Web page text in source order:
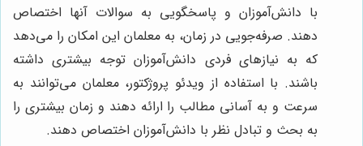
با دانش‌آموزان و پاسخگویی به سوالات آنها اختصاص
دهند. صرفه‌جویی در زمان، به معلمان این امکان را می‌دهد
که به نیازهای فردی دانش‌آموزان توجه بیشتری داشته
باشند. با استفاده از ویدئو پروژکتور، معلمان می‌توانند به
سرعت و به آسانی مطالب را ارائه دهند و زمان بیشتری را
به بحث و تبادل نظر با دانش‌آموزان اختصاص دهند.